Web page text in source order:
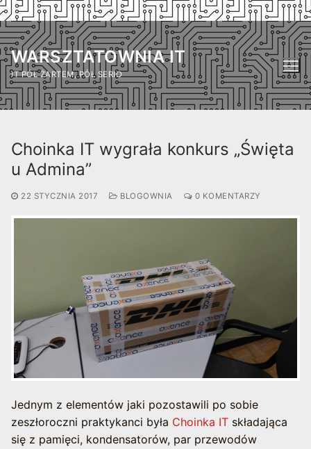
Przejdź
do
treści
WARSZTATOWNIA IT
IT PÓŁ ŻARTEM, PÓŁ SERIO
Choinka IT wygrała konkurs „Święta
u Admina”
22 STYCZNIA 2017 BLOGOWNIA 0 KOMENTARZY
Jednym z elementów jaki pozostawili po sobie
zeszłoroczni praktykanci była Choinka IT składająca
się z pamięci, kondensatorów, par przewodów